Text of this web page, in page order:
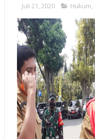
Juli 21, 2020 Hukum